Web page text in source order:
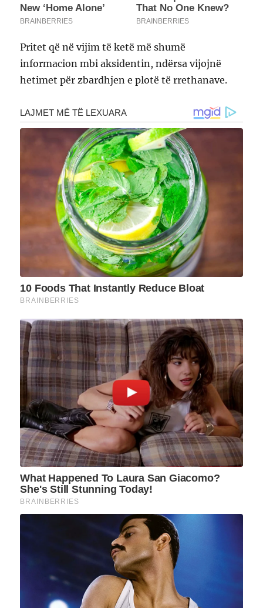
Pritet që në vijim të ketë më shumë
informacion mbi aksidentin, ndërsa vijojnë
hetimet për zbardhjen e plotë të rrethanave.